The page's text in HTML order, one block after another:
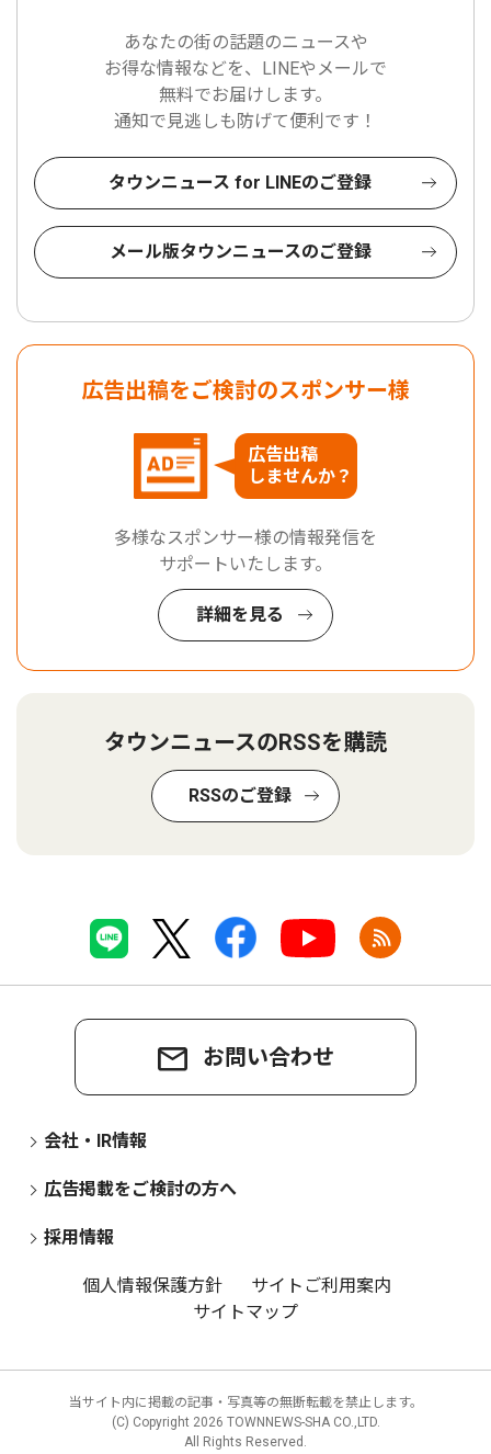
あなたの街の話題のニュースや
お得な情報などを、LINEやメールで
無料でお届けします。
通知で見逃しも防げて便利です！
タウンニュース for LINEのご登録
メール版タウンニュースのご登録
広告出稿をご検討のスポンサー様
広告出稿
しませんか？
多様なスポンサー様の情報発信を
サポートいたします。
詳細を見る
タウンニュースのRSSを購読
RSSのご登録
お問い合わせ
会社・IR情報
広告掲載をご検討の方へ
採用情報
個人情報保護方針
サイトご利用案内
サイトマップ
当サイト内に掲載の記事・写真等の無断転載を禁止します。
(C) Copyright 2026 TOWNNEWS-SHA CO.,LTD.
All Rights Reserved.